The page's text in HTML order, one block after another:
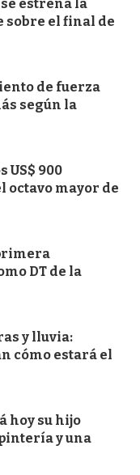
estrena la
sobre el final de
de fuerza
según la
US$ 900
octavo mayor de
DT de la
y lluvia:
cómo estará el
hoy su hijo
y una